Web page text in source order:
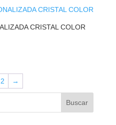
CRISTAL COLOR
2 →
Buscar